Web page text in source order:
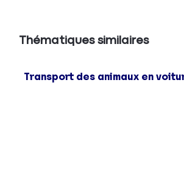
Thématiques similaires
Transport des animaux en